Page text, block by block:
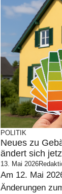
POLITIK
Neues zu
ändert sich
13. Mai 2026
Am 12. Mai
Änderungen